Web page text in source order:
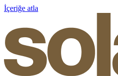
İçeriğe atla